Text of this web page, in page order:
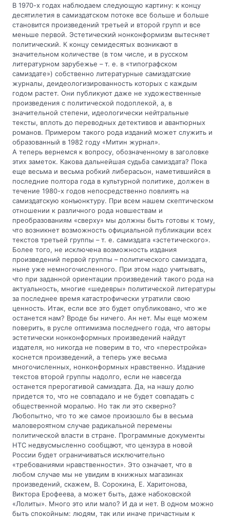
В 1970-х годах наблюдаем следующую картину: к концу
десятилетия в самиздатском потоке все больше и больше
становится произведений третьей и второй групп и все
меньше первой. Эстетический нонконформизм вытесняет
политический. К концу семидесятых возникают в
значительном количестве (в том числе, и в русском
литературном зарубежье – т. е. в «типографском
самиздате») собственно литературные самиздатские
журналы, деидеологизированность которых с каждым
годом растет. Они публикуют даже не художественные
произведения с политической подоплекой, а, в
значительной степени, идеологически нейтральные
тексты, вплоть до переводных детективов и авантюрных
романов. Примером такого рода изданий может служить и
образованный в 1982 году «Митин журнал».
А теперь вернемся к вопросу, обозначенному в заголовке
этих заметок. Какова дальнейшая судьба самиздата? Пока
еще весьма и весьма робкий либерасьон, наметившийся в
последние полтора года в культурной политике, должен в
течение 1980-х годов непосредственно повлиять на
самиздатскую конъюнктуру. При всем нашем скептическом
отношении к различного рода новшествам и
преобразованиям «сверху» мы должны быть готовы к тому,
что возникнет возможность официальной публикации всех
текстов третьей группы – т. е. самиздата «эстетического».
Более того, не исключена возможность издания
произведений первой группы – политического самиздата,
ныне уже немногочисленного. При этом надо учитывать,
что при заданной ориентации произведений такого рода на
актуальность, многие «шедевры» политической литературы
за последнее время катастрофически утратили свою
ценность. Итак, если все это будет опубликовано, что же
останется нам? Вроде бы ничего. Ан нет. Мы еще можем
поверить, в русле оптимизма последнего года, что авторы
эстетически нонконформных произведений найдут
издателя, но никогда не поверим в то, что «перестройка»
коснется произведений, а теперь уже весьма
многочисленных, нонконформных нравственно. Издание
текстов второй группы надолго, если не навсегда
останется прерогативой самиздата. Да, на нашу долю
придется то, что не совпадало и не будет совпадать с
общественной моралью. Но так ли это скверно?
Любопытно, что то же самое произошло бы в весьма
маловероятном случае радикальной перемены
политической власти в стране. Программные документы
НТС недвусмысленно сообщают, что цензура в новой
России будет ограничиваться исключительно
«требованиями нравственности». Это означает, что в
любом случае мы не увидим в книжных магазинах
произведений, скажем, В. Сорокина, Е. Харитонова,
Виктора Ерофеева, а может быть, даже набоковской
«Лолиты». Много это или мало? И да и нет. В одном можно
быть спокойным: людям, так или иначе причастным к